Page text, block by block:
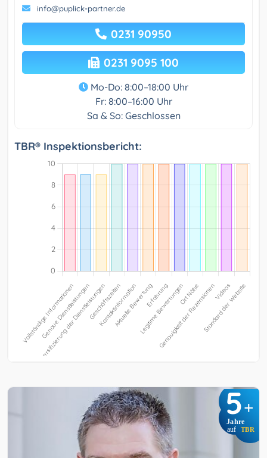
info@puplick-partner.de
0231 90950
0231 9095 100
Mo-Do: 8:00–18:00 Uhr
Fr: 8:00–16:00 Uhr
Sa & So: Geschlossen
TBR® Inspektionsbericht:
5+
Jahre
auf TBR